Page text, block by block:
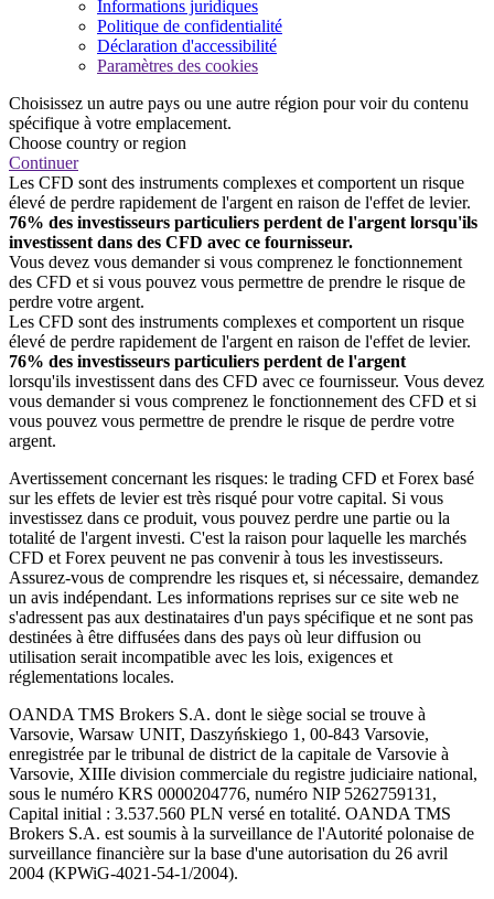
Informations juridiques
Politique de confidentialité
Déclaration d'accessibilité
Paramètres des cookies
Choisissez un autre pays ou une autre région pour voir du contenu
spécifique à votre emplacement.
Choose country or region
Continuer
Les CFD sont des instruments complexes et comportent un risque
élevé de perdre rapidement de l'argent en raison de l'effet de levier.
76% des investisseurs particuliers perdent de l'argent lorsqu'ils
investissent dans des CFD avec ce fournisseur.
Vous devez vous demander si vous comprenez le fonctionnement
des CFD et si vous pouvez vous permettre de prendre le risque de
perdre votre argent.
Les CFD sont des instruments complexes et comportent un risque
élevé de perdre rapidement de l'argent en raison de l'effet de levier.
76% des investisseurs particuliers perdent de l'argent
lorsqu'ils investissent dans des CFD avec ce fournisseur. Vous devez
vous demander si vous comprenez le fonctionnement des CFD et si
vous pouvez vous permettre de prendre le risque de perdre votre
argent.
Avertissement concernant les risques: le trading CFD et Forex basé
sur les effets de levier est très risqué pour votre capital. Si vous
investissez dans ce produit, vous pouvez perdre une partie ou la
totalité de l'argent investi. C'est la raison pour laquelle les marchés
CFD et Forex peuvent ne pas convenir à tous les investisseurs.
Assurez-vous de comprendre les risques et, si nécessaire, demandez
un avis indépendant. Les informations reprises sur ce site web ne
s'adressent pas aux destinataires d'un pays spécifique et ne sont pas
destinées à être diffusées dans des pays où leur diffusion ou
utilisation serait incompatible avec les lois, exigences et
réglementations locales.
OANDA TMS Brokers S.A. dont le siège social se trouve à
Varsovie, Warsaw UNIT, Daszyńskiego 1, 00-843 Varsovie,
enregistrée par le tribunal de district de la capitale de Varsovie à
Varsovie, XIIIe division commerciale du registre judiciaire national,
sous le numéro KRS 0000204776, numéro NIP 5262759131,
Capital initial : 3.537.560 PLN versé en totalité. OANDA TMS
Brokers S.A. est soumis à la surveillance de l'Autorité polonaise de
surveillance financière sur la base d'une autorisation du 26 avril
2004 (KPWiG-4021-54-1/2004).